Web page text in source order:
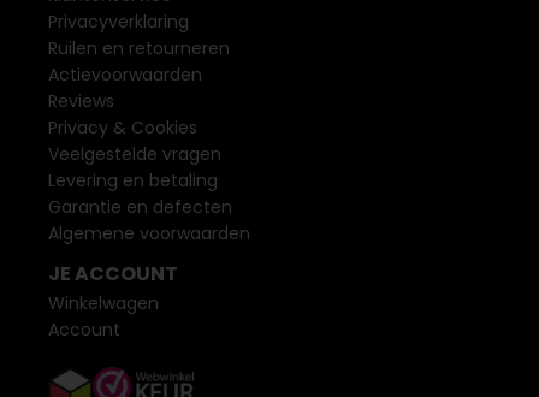
Privacyverklaring
Ruilen en retourneren
Actievoorwaarden
Reviews
Privacy & Cookies
Veelgestelde vragen
Levering en betaling
Garantie en defecten
Algemene voorwaarden
JE ACCOUNT
Winkelwagen
Account